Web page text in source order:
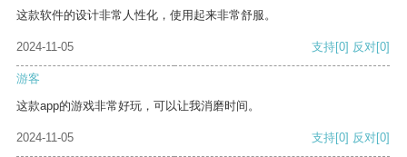
这款软件的设计非常人性化，使用起来非常舒服。
2024-11-05 支持[0] 反对[0]
游客
这款app的游戏非常好玩，可以让我消磨时间。
2024-11-05 支持[0] 反对[0]